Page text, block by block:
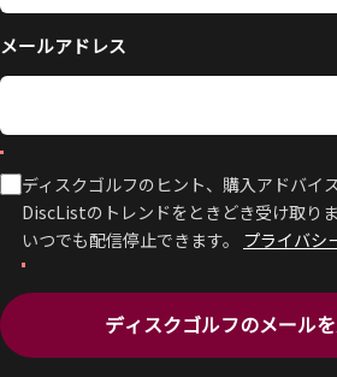
メールアドレス
ディスクゴルフのヒント、購入アドバイ
DiscListのトレンドをときどき受け取りま
いつでも配信停止できます。 プライバシ
ディスクゴルフのメール